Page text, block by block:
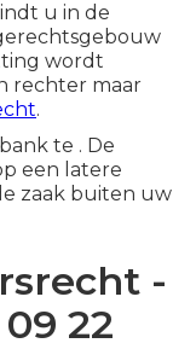
u in de
wordt
rechter maar
.
te . De
een latere
zaak buiten uw
-
22